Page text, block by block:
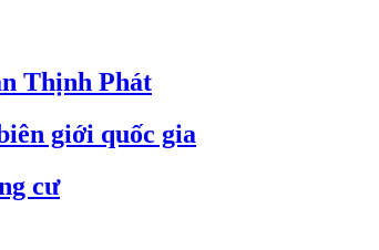
Thịnh Phát
giới quốc gia
cư